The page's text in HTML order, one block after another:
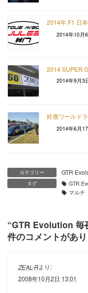
2014年 F1 日
2014年10月
2014 SUPER
2014年9月3
鈴鹿ワールド
2014年6月
カテゴリー GTR
タグ GTR
マルチ
“GTR Evolution 毎
件のコメントがあり
ZEAL-Rより:
2008年10月2日 13:01